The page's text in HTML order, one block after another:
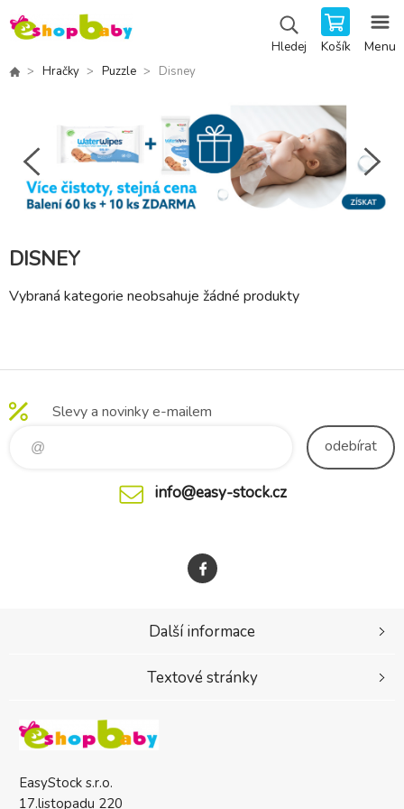
Hledej Košík Menu
Hračky Puzzle Disney
DISNEY
Vybraná kategorie neobsahuje žádné produkty
Slevy a novinky e-mailem
odebírat
info@easy-stock.cz
EasyStock s.r.o.
17.listopadu 220
Další informace
Textové stránky